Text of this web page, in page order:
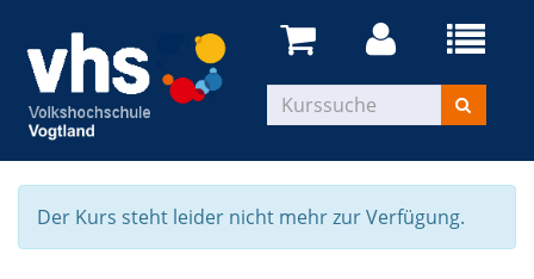
Der Kurs steht leider nicht mehr zur Verfügung.